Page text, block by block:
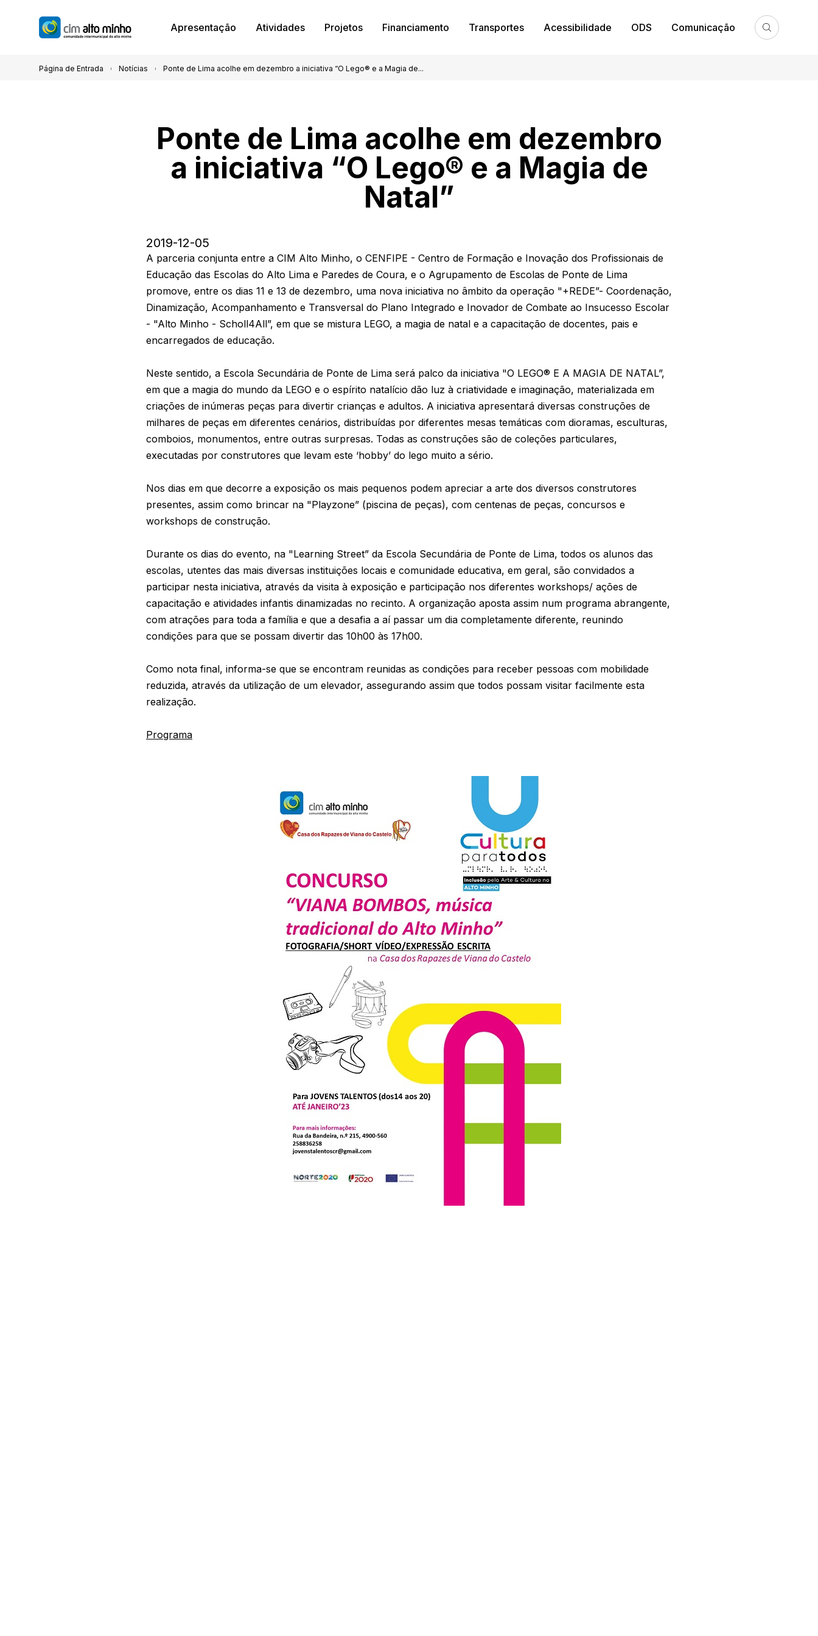
Apresentação Atividades Projetos Financiamento Transportes Acessibilidade ODS Comunicação
Página de Entrada Notícias Ponte de Lima acolhe em dezembro a iniciativa “O Lego® e a Magia de...
Ponte de Lima acolhe em dezembro
a iniciativa “O Lego® e a Magia de
Natal”
2019-12-05
A parceria conjunta entre a CIM Alto Minho, o CENFIPE - Centro de Formação e Inovação dos Profissionais de
Educação das Escolas do Alto Lima e Paredes de Coura, e o Agrupamento de Escolas de Ponte de Lima
promove, entre os dias 11 e 13 de dezembro, uma nova iniciativa no âmbito da operação "+REDE”- Coordenação,
Dinamização, Acompanhamento e Transversal do Plano Integrado e Inovador de Combate ao Insucesso Escolar
- "Alto Minho - Scholl4All”, em que se mistura LEGO, a magia de natal e a capacitação de docentes, pais e
encarregados de educação.
Neste sentido, a Escola Secundária de Ponte de Lima será palco da iniciativa "O LEGO® E A MAGIA DE NATAL”,
em que a magia do mundo da LEGO e o espírito natalício dão luz à criatividade e imaginação, materializada em
criações de inúmeras peças para divertir crianças e adultos. A iniciativa apresentará diversas construções de
milhares de peças em diferentes cenários, distribuídas por diferentes mesas temáticas com dioramas, esculturas,
comboios, monumentos, entre outras surpresas. Todas as construções são de coleções particulares,
executadas por construtores que levam este ‘hobby’ do lego muito a sério.
Nos dias em que decorre a exposição os mais pequenos podem apreciar a arte dos diversos construtores
presentes, assim como brincar na "Playzone” (piscina de peças), com centenas de peças, concursos e
workshops de construção.
Durante os dias do evento, na "Learning Street” da Escola Secundária de Ponte de Lima, todos os alunos das
escolas, utentes das mais diversas instituições locais e comunidade educativa, em geral, são convidados a
participar nesta iniciativa, através da visita à exposição e participação nos diferentes workshops/ ações de
capacitação e atividades infantis dinamizadas no recinto. A organização aposta assim num programa abrangente,
com atrações para toda a família e que a desafia a aí passar um dia completamente diferente, reunindo
condições para que se possam divertir das 10h00 às 17h00.
Como nota final, informa-se que se encontram reunidas as condições para receber pessoas com mobilidade
reduzida, através da utilização de um elevador, assegurando assim que todos possam visitar facilmente esta
realização.
Programa